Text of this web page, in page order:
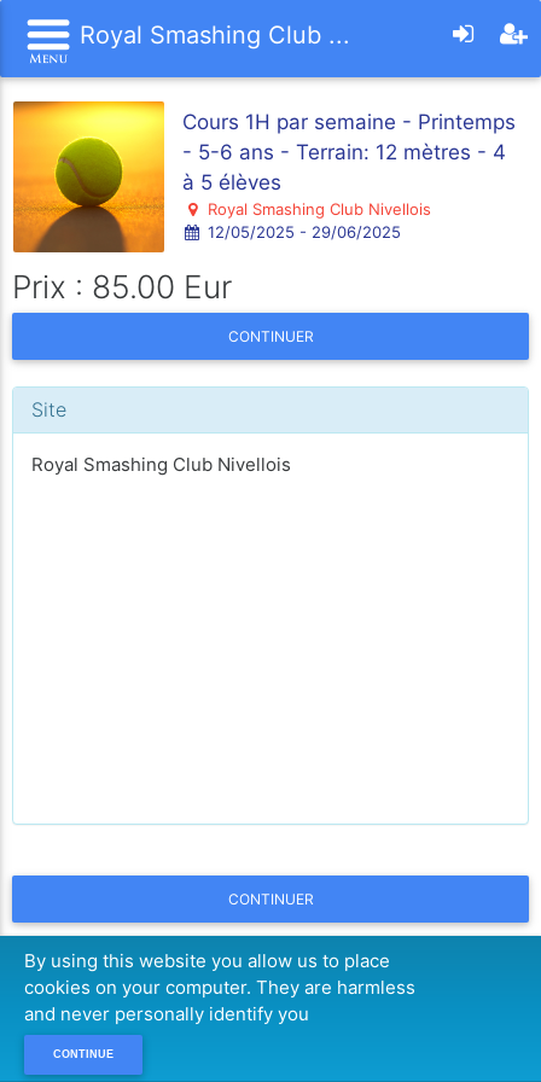
Royal Smashing Club ...
Cours 1H par semaine - Printemps
- 5-6 ans - Terrain: 12 mètres - 4
à 5 élèves
Royal Smashing Club Nivellois
12/05/2025 - 29/06/2025
Prix : 85.00 Eur
CONTINUER
Site
Royal Smashing Club Nivellois
CONTINUER
By using this website you allow us to place
cookies on your computer. They are harmless
and never personally identify you
CONTINUE